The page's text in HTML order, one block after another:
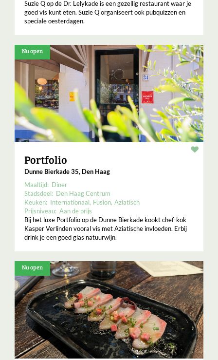
Suzie Q op de Dr. Lelykade is een gezellig restaurant waar je
goed vis kunt eten. Suzie Q organiseert ook pubquizzen en
speciale oesterdagen.
Nu open
Portfolio
Dunne Bierkade 35, Den Haag
Maaltijd: Diner
Stadsdeel: Den Haag Centrum
Keuken: Internationaal Fusion Aziatisch
Prijsniveau: Aan de prijs
Bij het luxe Portfolio op de Dunne Bierkade kookt chef-kok
Kasper Verlinden vooral vis met Aziatische invloeden. Erbij
drink je een goed glas natuurwijn.
Nu open